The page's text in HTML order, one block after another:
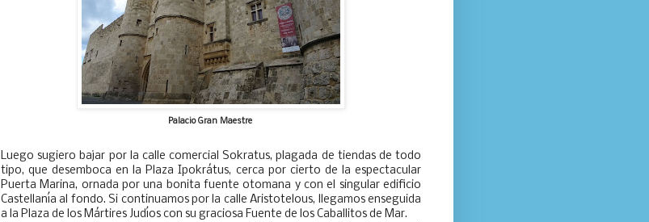
Palacio Gran Maestre
Luego sugiero bajar por la calle comercial Sokratus, plagada de tiendas de todo
tipo, que desemboca en la Plaza Ipokrátus, cerca por cierto de la espectacular
Puerta Marina, ornada por una bonita fuente otomana y con el singular edificio
Castellanía al fondo. Si continuamos por la calle Aristotelous, llegamos enseguida
a la Plaza de los Mártires Judíos con su graciosa Fuente de los Caballitos de Mar.